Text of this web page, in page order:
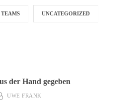
TEAMS UNCATEGORIZED
der Hand gegeben
UWE FRANK